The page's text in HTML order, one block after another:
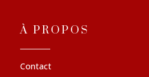
À PROPOS
Contact